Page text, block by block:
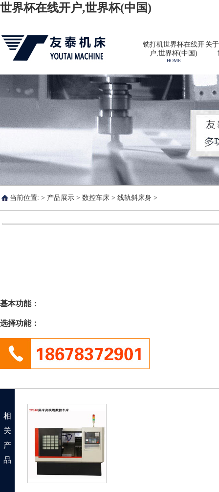
世界杯在线开户,世界杯(中国)
铣打机世界杯在线开
户,世界杯(中国)
HOME
关
当前位置: > 产品展示 > 数控车床 > 线轨斜床身 >
基本功能：
选择功能：
相
关
产
品